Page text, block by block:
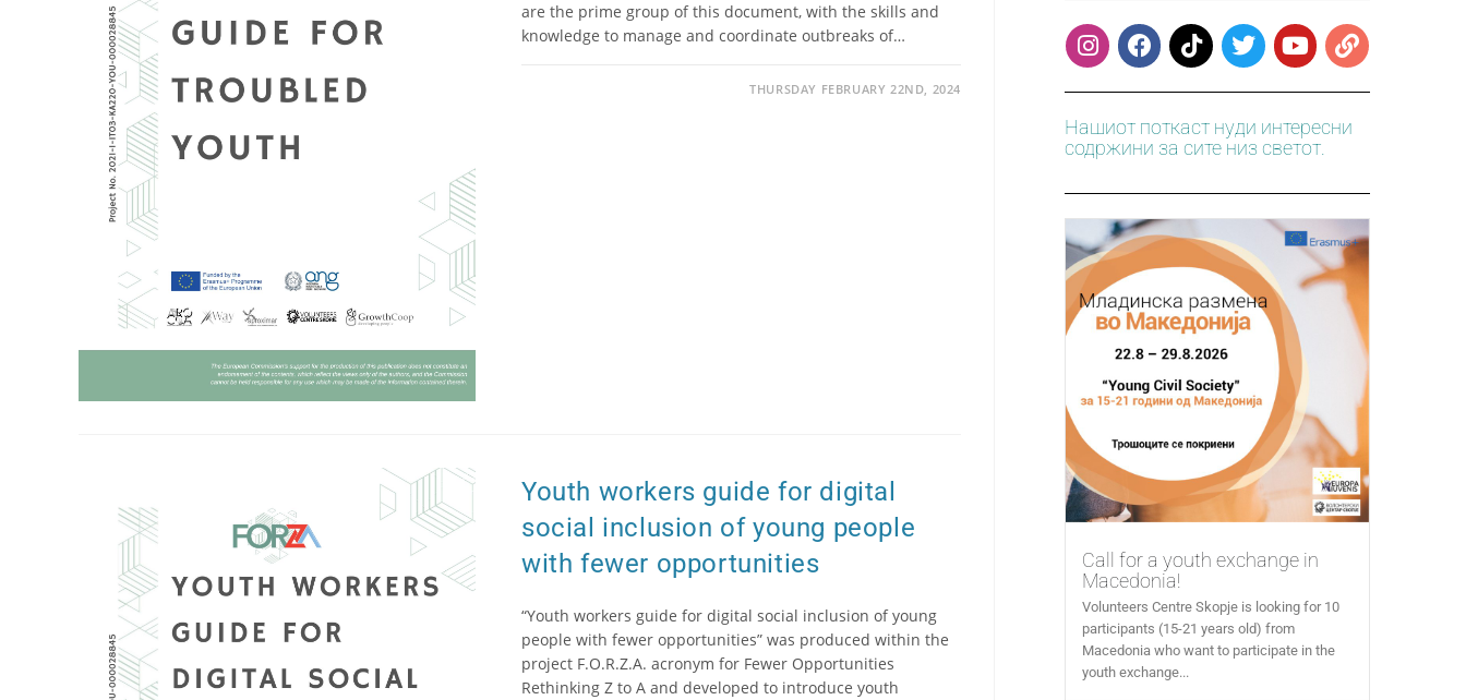
are the prime group of this document, with the skills and
knowledge to manage and coordinate outbreaks of…
THURSDAY FEBRUARY 22ND, 2024
Youth workers guide for digital
social inclusion of young people
with fewer opportunities
“Youth workers guide for digital social inclusion of young
people with fewer opportunities” was produced within the
project F.O.R.Z.A. acronym for Fewer Opportunities
Rethinking Z to A and developed to introduce youth
Нашиот поткаст нуди интересни
содржини за сите низ светот.
Call for a youth exchange in
Macedonia!
Volunteers Centre Skopje is looking for 10
participants (15-21 years old) from
Macedonia who want to participate in the
youth exchange...